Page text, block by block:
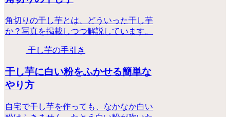
角切りの干し芋とは、どういった干し芋
か？写真を掲載しつつ解説しています。
干し芋の手引き
干し芋に白い粉をふかせる簡単な
やり方
自宅で干し芋を作っても、なかなか白い